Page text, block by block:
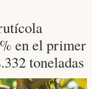
en el primer
toneladas